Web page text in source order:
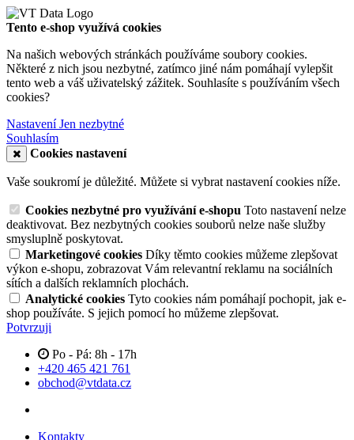
Tento e-shop využívá cookies
Na našich webových stránkách používáme soubory cookies.
Některé z nich jsou nezbytné, zatímco jiné nám pomáhají vylepšit
tento web a váš uživatelský zážitek. Souhlasíte s používáním všech
cookies?
NastaveníJen nezbytné
Souhlasím
Cookies nastavení
Vaše soukromí je důležité. Můžete si vybrat nastavení cookies níže.
Cookies nezbytné pro využívání e-shopu Toto nastavení nelze
deaktivovat. Bez nezbytných cookies souborů nelze naše služby
smysluplně poskytovat.
Marketingové cookies Díky těmto cookies můžeme zlepšovat
výkon e-shopu, zobrazovat Vám relevantní reklamu na sociálních
sítích a dalších reklamních plochách.
Analytické cookies Tyto cookies nám pomáhají pochopit, jak e-
shop používáte. S jejich pomocí ho můžeme zlepšovat.
Potvrzuji
Po - Pá: 8h - 17h
+420 465 421 761
obchod@vtdata.cz
Kontakty